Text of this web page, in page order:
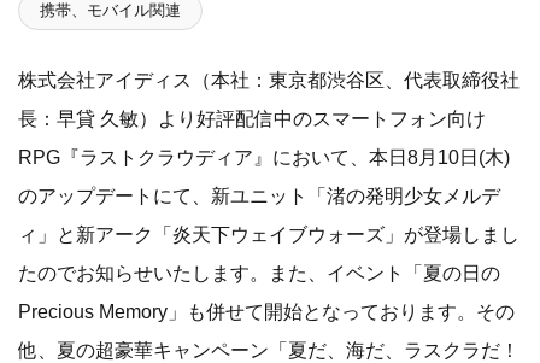
携帯、モバイル関連
株式会社アイディス（本社：東京都渋谷区、代表取締役社
長：早貸 久敏）より好評配信中のスマートフォン向け
RPG『ラストクラウディア』において、本日8月10日(木)
のアップデートにて、新ユニット「渚の発明少女メルデ
ィ」と新アーク「炎天下ウェイブウォーズ」が登場しまし
たのでお知らせいたします。また、イベント「夏の日の
Precious Memory」も併せて開始となっております。その
他、夏の超豪華キャンペーン「夏だ、海だ、ラスクラだ！